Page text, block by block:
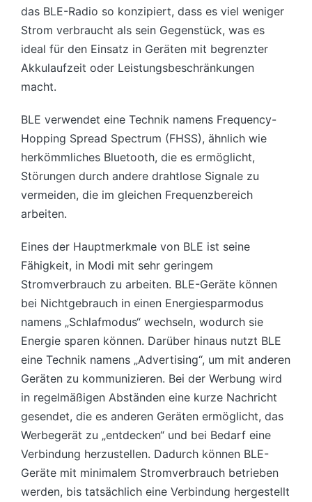
das BLE-Radio so konzipiert, dass es viel weniger
Strom verbraucht als sein Gegenstück, was es
ideal für den Einsatz in Geräten mit begrenzter
Akkulaufzeit oder Leistungsbeschränkungen
macht.
BLE verwendet eine Technik namens Frequency-
Hopping Spread Spectrum (FHSS), ähnlich wie
herkömmliches Bluetooth, die es ermöglicht,
Störungen durch andere drahtlose Signale zu
vermeiden, die im gleichen Frequenzbereich
arbeiten.
Eines der Hauptmerkmale von BLE ist seine
Fähigkeit, in Modi mit sehr geringem
Stromverbrauch zu arbeiten. BLE-Geräte können
bei Nichtgebrauch in einen Energiesparmodus
namens „Schlafmodus“ wechseln, wodurch sie
Energie sparen können. Darüber hinaus nutzt BLE
eine Technik namens „Advertising“, um mit anderen
Geräten zu kommunizieren. Bei der Werbung wird
in regelmäßigen Abständen eine kurze Nachricht
gesendet, die es anderen Geräten ermöglicht, das
Werbegerät zu „entdecken“ und bei Bedarf eine
Verbindung herzustellen. Dadurch können BLE-
Geräte mit minimalem Stromverbrauch betrieben
werden, bis tatsächlich eine Verbindung hergestellt